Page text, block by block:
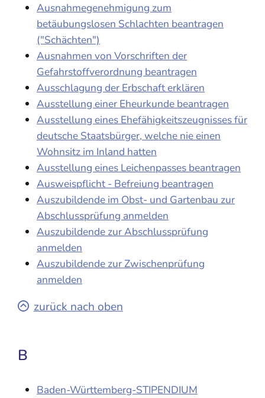
Ausnahmegenehmigung zum
betäubungslosen Schlachten beantragen
("Schächten")
Ausnahmen von Vorschriften der
Gefahrstoffverordnung beantragen
Ausschlagung der Erbschaft erklären
Ausstellung einer Eheurkunde beantragen
Ausstellung eines Ehefähigkeitszeugnisses für
deutsche Staatsbürger, welche nie einen
Wohnsitz im Inland hatten
Ausstellung eines Leichenpasses beantragen
Ausweispflicht - Befreiung beantragen
Auszubildende im Obst- und Gartenbau zur
Abschlussprüfung anmelden
Auszubildende zur Abschlussprüfung
anmelden
Auszubildende zur Zwischenprüfung
anmelden
zurück nach oben
B
Baden-Württemberg-STIPENDIUM